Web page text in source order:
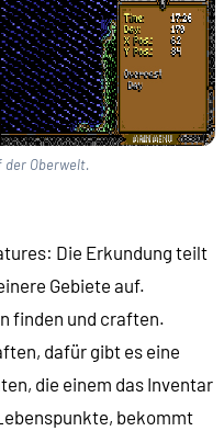
Oberwelt.
Die Erkundung teilt
Gebiete auf.
finden und craften.
dafür gibt es eine
die einem das Inventar
bekommt